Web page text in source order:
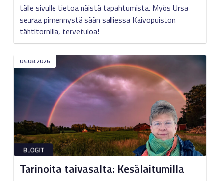
tälle sivulle tietoa näistä tapahtumista. Myös Ursa
seuraa pimennystä sään salliessa Kaivopuiston
tähtitornilla, tervetuloa!
04.08.2026
Tarinoita taivasalta: Kesälaitumilla